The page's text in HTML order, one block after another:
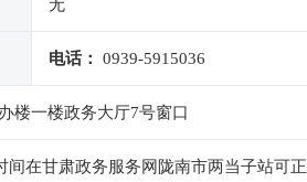
无
电话： 0939-5915036
楼一楼政务大厅7号窗口
在甘肃政务服务网陇南市两当子站可